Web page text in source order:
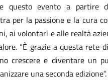
questo evento a partire
per la passione e la
ai volontari e alle realtà
“È grazie a questa rete
crescere e diventare
una seconda edizione”.